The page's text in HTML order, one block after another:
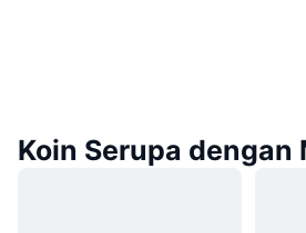
Koin Serupa dengan